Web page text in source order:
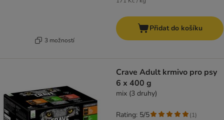
3 možností
Přidat do košíku
Crave Adult krmivo pro psy
6 x 400 g
mix (3 druhy)
Rating: 5/5 (1)